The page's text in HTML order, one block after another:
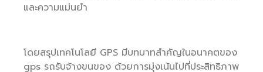
และความแม่นยำ
โดยสรุปเทคโนโลยี GPS มีบทบาทสำคัญในอนาคตของ
gps รถรับจ้างขนของ ด้วยการมุ่งเน้นไปที่ประสิทธิภาพ